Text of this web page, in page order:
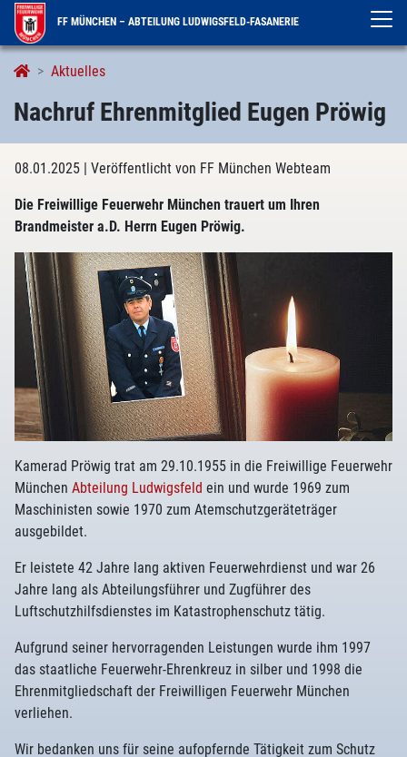
FF MÜNCHEN – ABTEILUNG LUDWIGSFELD-FASANERIE
Aktuelles
Nachruf Ehrenmitglied Eugen Pröwig
08.01.2025 | Veröffentlicht von FF München Webteam
Die Freiwillige Feuerwehr München trauert um Ihren
Brandmeister a.D. Herrn Eugen Pröwig.
Kamerad Pröwig trat am 29.10.1955 in die Freiwillige Feuerwehr
München Abteilung Ludwigsfeld ein und wurde 1969 zum
Maschinisten sowie 1970 zum Atemschutzgeräteträger
ausgebildet.
Er leistete 42 Jahre lang aktiven Feuerwehrdienst und war 26
Jahre lang als Abteilungsführer und Zugführer des
Luftschutzhilfsdienstes im Katastrophenschutz tätig.
Aufgrund seiner hervorragenden Leistungen wurde ihm 1997
das staatliche Feuerwehr-Ehrenkreuz in silber und 1998 die
Ehrenmitgliedschaft der Freiwilligen Feuerwehr München
verliehen.
Wir bedanken uns für seine aufopfernde Tätigkeit zum Schutz